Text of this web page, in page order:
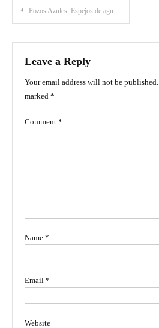
Post
navigation
Pozos Azules: Espejos de agua en el desierto de Villa de Leyva
Leave a Reply
Your email address will not be published.
marked *
Comment *
Name *
Email *
Website